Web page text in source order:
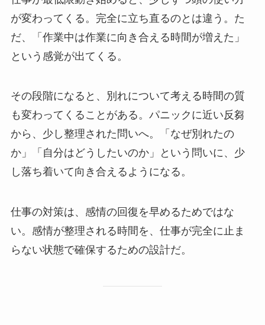
が変わってくる。完全に立ち直るのとは違う。た
だ、「作業中は作業に向き合える時間が増えた」
という感覚が出てくる。
その段階になると、別れについて考える時間の質
も変わってくることがある。パニックに近い反芻
から、少し整理された問いへ。「なぜ別れたの
か」「自分はどうしたいのか」という問いに、少
し落ち着いて向き合えるようになる。
仕事の対策は、感情の回復を早めるためではな
い。感情が整理される時間を、仕事が完全に止ま
らない状態で確保するための設計だ。